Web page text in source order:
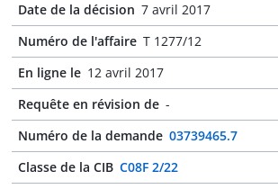
Date de la décision 7 avril 2017
Numéro de l'affaire T 1277/12
En ligne le 12 avril 2017
Requête en révision de -
Numéro de la demande 03739465.7
Classe de la CIB C08F 2/22